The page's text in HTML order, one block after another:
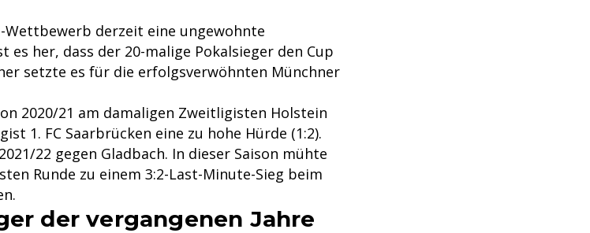
Wettbewerb derzeit eine ungewohnte
es her, dass der 20-malige Pokalsieger den Cup
setzte es für die erfolgsverwöhnten Münchner
2020/21 am damaligen Zweitligisten Holstein
1. FC Saarbrücken eine zu hohe Hürde (1:2).
22 gegen Gladbach. In dieser Saison mühte
Runde zu einem 3:2-Last-Minute-Sieg beim
der vergangenen Jahre